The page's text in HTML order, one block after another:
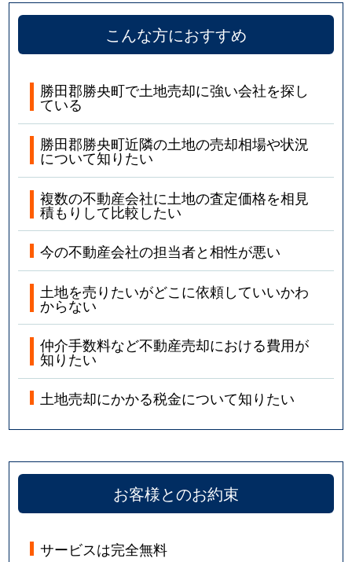
こんな方におすすめ
勝田郡勝央町で土地売却に強い会社を探し
ている
勝田郡勝央町近隣の土地の売却相場や状況
について知りたい
複数の不動産会社に土地の査定価格を相見
積もりして比較したい
今の不動産会社の担当者と相性が悪い
土地を売りたいがどこに依頼していいかわ
からない
仲介手数料など不動産売却における費用が
知りたい
土地売却にかかる税金について知りたい
お客様とのお約束
サービスは完全無料